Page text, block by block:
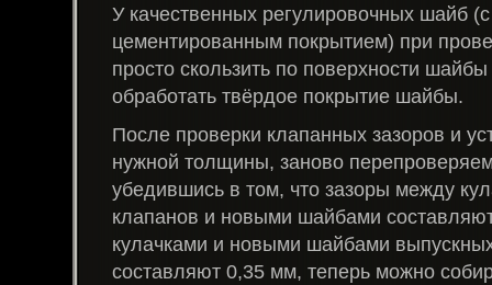
У качественных регулировочных шайб
цементированным покрытием) при
просто скользить по поверхности
обработать твёрдое покрытие шайбы.
После проверки клапанных зазоров и
нужной толщины, заново
убедившись в том, что зазоры между
клапанов и новыми шайбами
кулачками и новыми шайбами
составляют 0,35 мм, теперь можно